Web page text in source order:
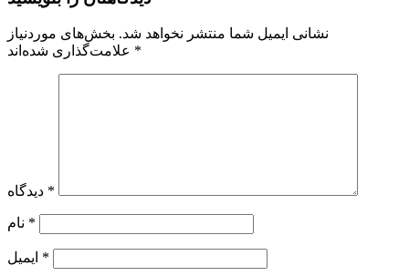
نشانی ایمیل شما منتشر نخواهد شد. بخش‌های موردنیاز
*
*
*
*